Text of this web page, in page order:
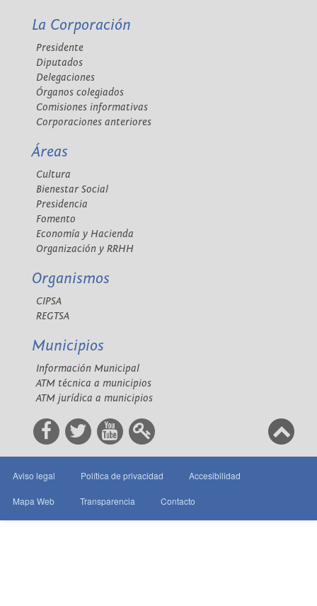
La Corporación
Presidente
Diputados
Delegaciones
Órganos colegiados
Comisiones informativas
Corporaciones anteriores
Áreas
Cultura
Bienestar Social
Presidencia
Fomento
Economía y Hacienda
Organización y RRHH
Organismos
CIPSA
REGTSA
Municipios
Información Municipal
ATM técnica a municipios
ATM jurídica a municipios
Aviso legal Política de privacidad Accesibilidad
Mapa Web Transparencia Contacto